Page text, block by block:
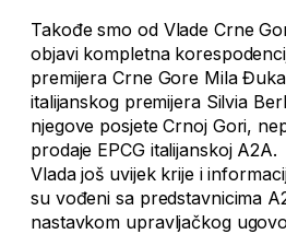
Takođe smo od Vlade Crne
objavi kompletna
premijera Crne Gore Mila
italijanskog premijera Silvia
njegove posjete Crnoj Gori,
prodaje EPCG italijanskoj
Vlada još uvijek krije i
su vođeni sa predstavnicima
nastavkom upravljačkog